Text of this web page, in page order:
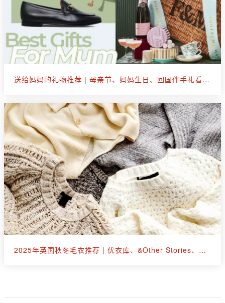
送给妈妈的礼物推荐 | 母亲节、妈妈生日、回国伴手礼看这篇就够了
2025年英国秋冬毛衣推荐 | 优衣库、&Other Stories、拉夫劳伦等30+款